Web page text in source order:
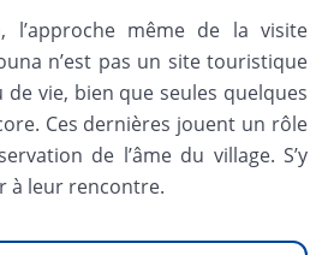
l’approche même de la visite
n’est pas un site touristique
de vie, bien que seules quelques
Ces dernières jouent un rôle
de l’âme du village. S’y
à leur rencontre.